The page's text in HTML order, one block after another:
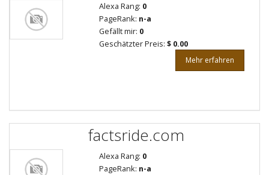
Alexa Rang: 0
PageRank: n-a
Gefällt mir: 0
Geschätzter Preis: $ 0.00
Mehr erfahren
factsride.com
Alexa Rang: 0
PageRank: n-a